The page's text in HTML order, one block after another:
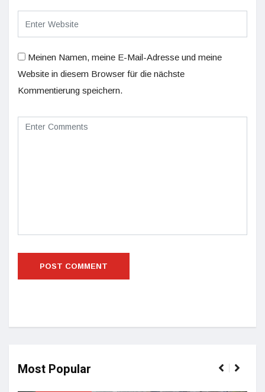
Meinen Namen, meine E-Mail-Adresse und meine
Website in diesem Browser für die nächste
Kommentierung speichern.
Most Popular